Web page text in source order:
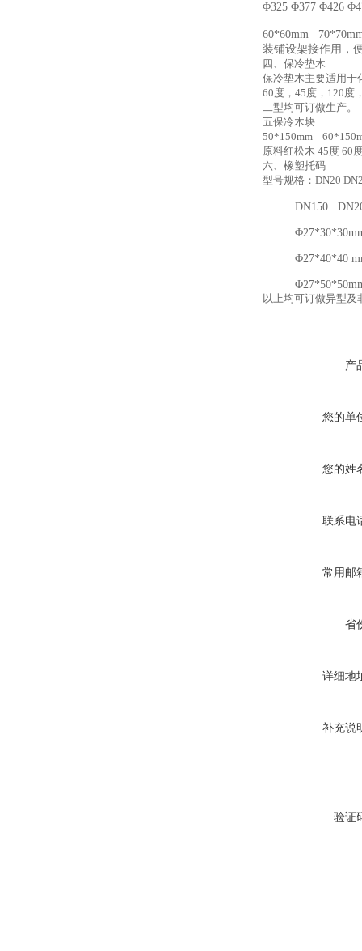
Φ325 Φ377 Φ426
60*60mm
装铺设架接作用，
四、保冷垫木
保冷垫木主要适用于
60度，45度，120度
二型均可订做生产。
五保冷木块
50*150mm
原料红松木 45度 60
六、橡塑托码
型号规格：DN20
DN150 DN200
Φ27*40*40
Φ27*50*50mm-
以上均可订做异型
产
您的单
您的姓
联系电
常用邮
省
详细地
补充说
验证